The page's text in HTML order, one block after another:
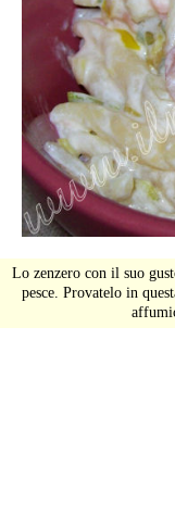
Lo zenzero con il suo
pesce. Provatelo in